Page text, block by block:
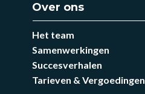
Over ons
Het team
Samenwerkingen
Succesverhalen
Tarieven & Vergoedingen